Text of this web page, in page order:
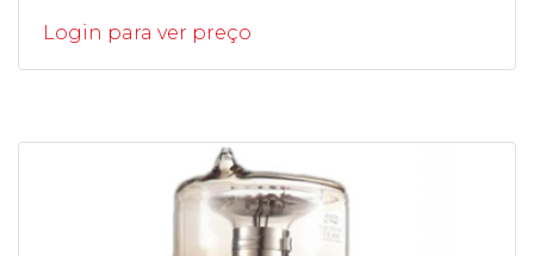
Login para ver preço